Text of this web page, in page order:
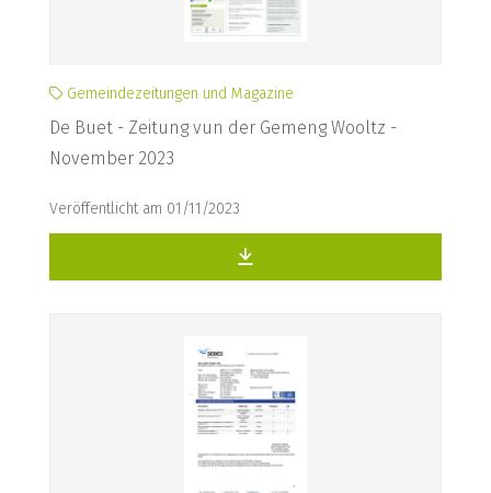
Gemeindezeitungen und Magazine
De Buet - Zeitung vun der Gemeng Wooltz -
November 2023
Veröffentlicht am 01/11/2023